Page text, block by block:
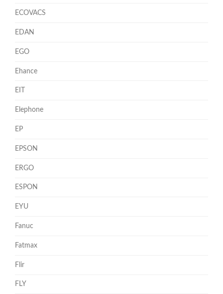
ECOVACS
EDAN
EGO
Ehance
EIT
Elephone
EP
EPSON
ERGO
ESPON
EYU
Fanuc
Fatmax
Flir
FLY